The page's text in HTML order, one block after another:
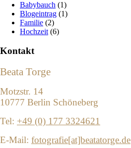
Babybauch (1)
Blogeintrag (1)
Familie (2)
Hochzeit (6)
Kontakt
Beata Torge
Motzstr. 14
10777 Berlin Schöneberg
Tel: +49 (0) 177 3324621
E-Mail: fotografie[at]beatatorge.de